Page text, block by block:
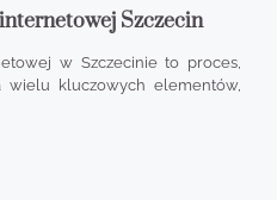
Szczecin
w Szczecinie to proces,
wielu kluczowych elementów,